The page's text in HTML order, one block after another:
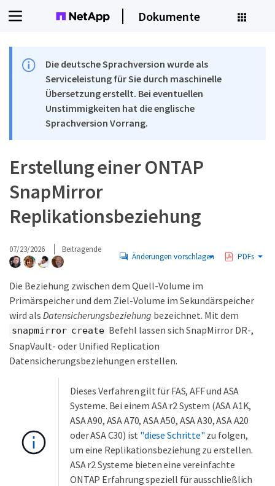
Dokumente
Die deutsche Sprachversion wurde als
Serviceleistung für Sie durch maschinelle
Übersetzung erstellt. Bei eventuellen
Unstimmigkeiten hat die englische
Sprachversion Vorrang.
Erstellung einer ONTAP
SnapMirror
Replikationsbeziehung
07/23/2026 Beitragende
Änderungen vorschlagen PDFs
Die Beziehung zwischen dem Quell-Volume im
Primärspeicher und dem Ziel-Volume im Sekundärspeicher
wird als Datensicherungsbeziehung bezeichnet. Mit dem
snapmirror create Befehl lassen sich SnapMirror DR-,
SnapVault- oder Unified Replication
Datensicherungsbeziehungen erstellen.
Dieses Verfahren gilt für FAS, AFF und ASA
Systeme. Bei einem ASA r2 System (ASA A1K,
ASA A90, ASA A70, ASA A50, ASA A30, ASA A20
oder ASA C30) ist "diese Schritte" zu folgen,
um eine Replikationsbeziehung zu erstellen.
ASA r2 Systeme bieten eine vereinfachte
ONTAP Erfahrung speziell für ausschließlich